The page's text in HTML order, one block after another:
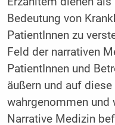
Bedeutung von
PatientInnen zu
Feld der narrativen
PatientInnen und
äußern und auf
wahrgenommen und
Narrative Medizin